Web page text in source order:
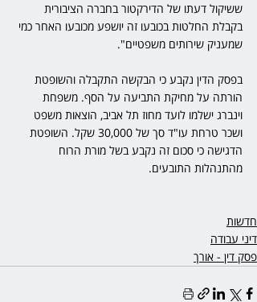
ששיקול דעתו של הדירקטור בחברה הציבורית
בקבלת החלטות בכובעו זה יושפע מכובעו האחר כמי
שמעניק שירותים משפטיים".
בפסק הדין נקבע כי הבקשה התקבלה והשופטת
הורתה על מחיקת התביעה על הסף. משפחת
וינברג ישלמו לועד מחוז תל אביב, הוצאות משפט
ושכר טרחת עו"ד סך של 30,000 שקל. השופטת
הדגישה כי סכום זה נקבע בשל מורת הרוח
מהתנהלות התובעים.
חדשות
דיני עבודה
פסק דין - אורך